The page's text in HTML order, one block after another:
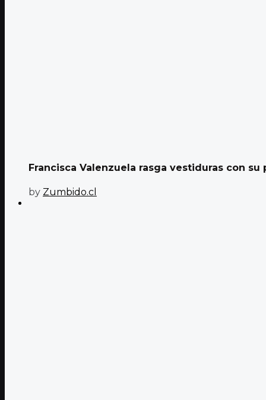
Francisca Valenzuela rasga vestiduras con su
by Zumbido.cl